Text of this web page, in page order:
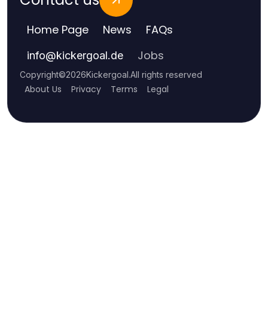
Home Page News FAQs
info@kickergoal.de Jobs
Copyright©2026Kickergoal.All rights reserved
About Us Privacy Terms Legal